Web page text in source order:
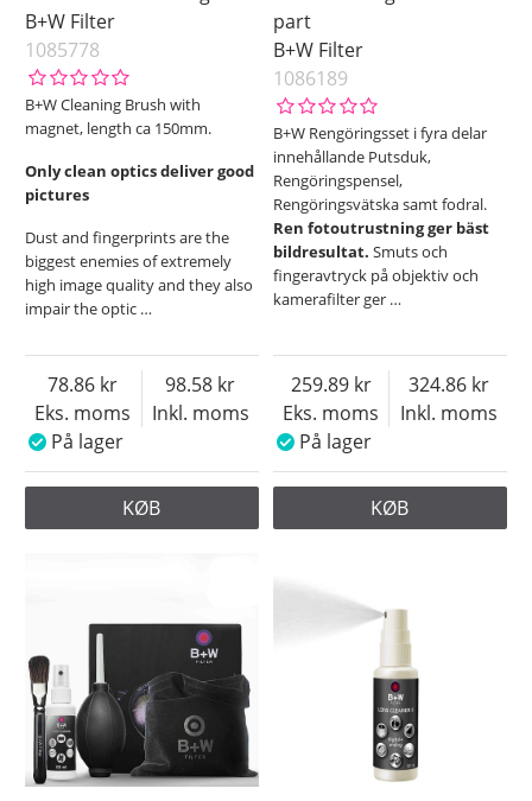
B+W Filter
1085778
B+W Cleaning Brush with
magnet, length ca 150mm.
Only clean optics deliver good
pictures
Dust and fingerprints are the
biggest enemies of extremely
high image quality and they also
impair the optic …
Eks. moms
78.86
Inkl. moms
98.58
På lager
KØB
part
B+W Filter
1086189
B+W Rengöringsset i fyra delar
innehållande Putsduk,
Rengöringspensel,
Rengöringsvätska samt fodral.
Ren fotoutrustning ger bäst
bildresultat.Smuts och
fingeravtryck på objektiv och
kamerafilter ger …
Eks. moms
259.89
Inkl. moms
324.86
På lager
KØB